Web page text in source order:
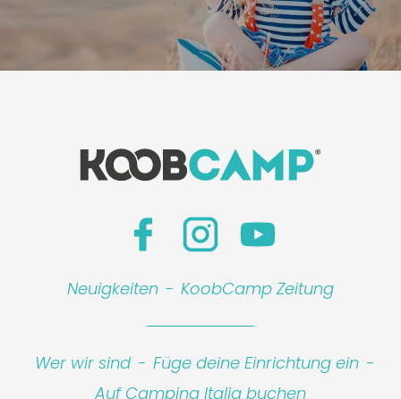
Neuigkeiten - KoobCamp Zeitung
Wer wir sind - Füge deine Einrichtung ein -
Auf Camping Italia buchen